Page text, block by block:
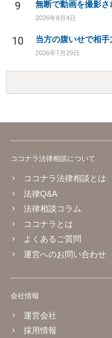
9
2026年8月4日
10
2026年7月29日
ココナラ法律相談について
ココナラ法律相談とは
法律Q&A
法律相談コラム
ココナラとは
よくあるご質問
運営へのお問い合わせ
会社情報
運営会社
採用情報